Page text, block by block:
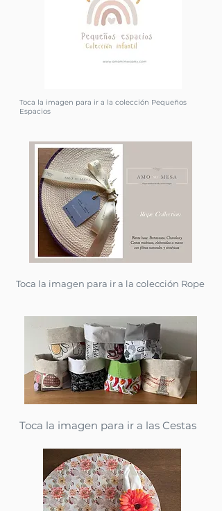
Toca la imagen para ir a la colección Pequeños
Espacios
Toca la imagen para ir a la colección Rope
Toca la imagen para ir a las Cestas